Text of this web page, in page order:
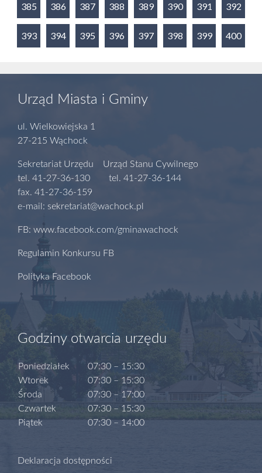
385 386 387 388 389 390 391 392
393 394 395 396 397 398 399 400
Urząd Miasta i Gminy
ul. Wielkowiejska 1
27-215 Wąchock
Sekretariat Urzędu Urząd Stanu Cywilnego
tel. 41-27-36-130 tel. 41-27-36-144
fax. 41-27-36-159
e-mail: sekretariat@wachock.pl
FB: www.facebook.com/gminawachock
Regulamin Konkursu FB
Polityka Facebook
Godziny otwarcia urzędu
Poniedziałek
Wtorek
Środa
Czwartek
Piątek
07:30 – 15:30
07:30 – 15:30
07:30 – 17:00
07:30 – 15:30
07:30 – 14:00
Deklaracja dostępności